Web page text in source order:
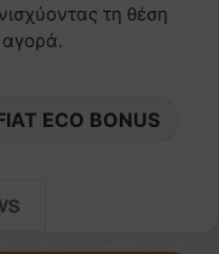
τη θέση
ECO BONUS